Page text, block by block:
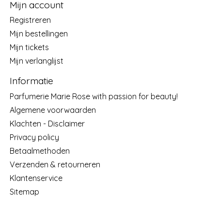
Mijn account
Registreren
Mijn bestellingen
Mijn tickets
Mijn verlanglijst
Informatie
Parfumerie Marie Rose with passion for beauty!
Algemene voorwaarden
Klachten - Disclaimer
Privacy policy
Betaalmethoden
Verzenden & retourneren
Klantenservice
Sitemap